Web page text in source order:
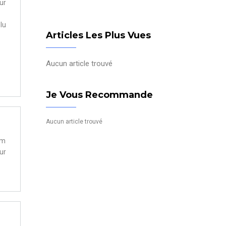
Articles Les Plus Vues
Aucun article trouvé
Je Vous Recommande
Aucun article trouvé